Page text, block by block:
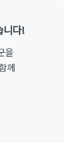
니다!
을
께